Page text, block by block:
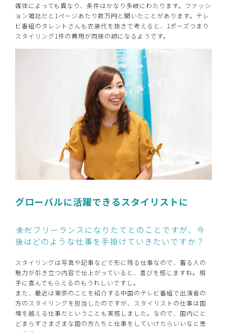
媒体によっても異なり、条件はかなり多岐にわたります。ファッシ
ョン雑誌だと1ページあたり数万円と聞いたことがあります。テレ
ビ番組のタレントさんも衣装代を抜きで考えると、1ポーズつまり
スタイリング1件の費用が同様の額になるようです。
グローバルに活躍できるスタイリストに
――まだフリーランスになりたてとのことですが、今
後はどのような仕事を手掛けていきたいですか？
スタイリングは写真や記事などで形に残る仕事なので、着る人の
魅力が引き立つ内容で仕上がっていると、喜びを感じますね。相
手に喜んでもらえるのもうれしいですし。
また、最近は東京のことを紹介する中国のテレビ番組で出演者の
方のスタイリングを担当したのですが、スタイリストの仕事は国
境を越える仕事だということも実感しました。なので、国内にと
どまらずさまざまな国の方たちと仕事をしていけたらいいなと思